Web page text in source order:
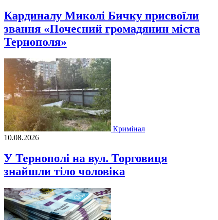
Кардиналу Миколі Бичку присвоїли
звання «Почесний громадянин міста
Тернополя»
Кримінал
10.08.2026
У Тернополі на вул. Торговиця
знайшли тіло чоловіка